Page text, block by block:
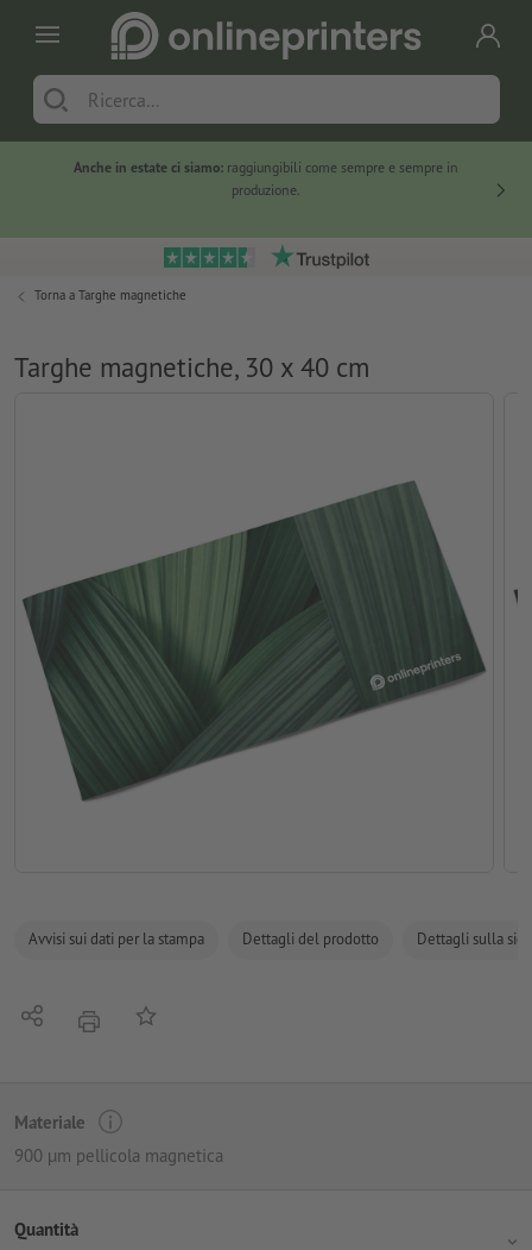
Anche in estate ci siamo: raggiungibili come sempre e sempre in
produzione.
Torna a Targhe magnetiche
Targhe magnetiche, 30 x 40 cm
Avvisi sui dati per la stampa Dettagli del prodotto Dettagli sulla
Condividistamparealla lista preferiti
Materiale
900 µm pellicola magnetica
Quantità